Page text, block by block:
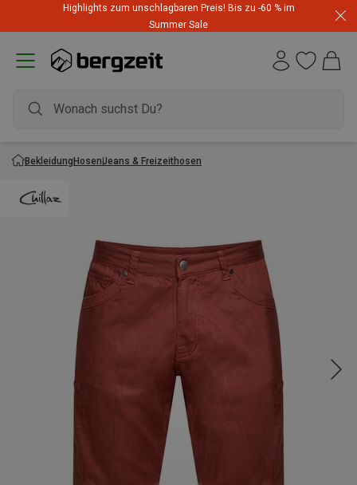
Highlights zum unschlagbaren Preis! Bis zu -60 % im
Summer Sale
BekleidungHosenJeans & Freizeithosen